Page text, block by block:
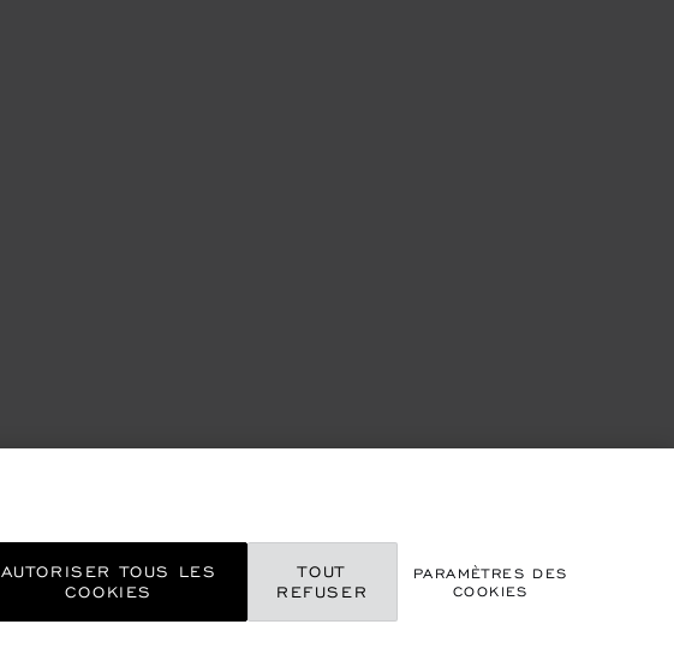
PARAMÈTRES DES
COOKIES
TOUT
REFUSER
AUTORISER TOUS LES
COOKIES